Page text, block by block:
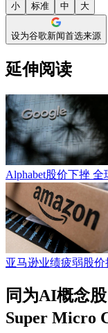
小 标准 中 大
设为谷歌新闻首选来源
延伸阅读
Alphabet股价下挫
亚马逊业绩疲弱股
同为AI概念
Super Micro